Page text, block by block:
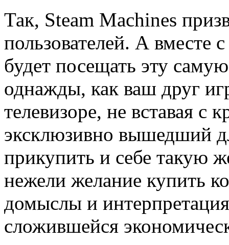
Так, Steam Machines
пользователей. А вместе
будет посещать эту
однажды, как ваш друг
телевизоре, не вставая с
эксклюзивно вышедший
прикупить и себе такую
нежели желание купить
домыслы и
сложившейся